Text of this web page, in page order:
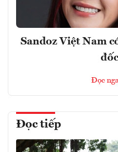
Sandoz Việt Nam
đốc
Đọc
Đọc tiếp